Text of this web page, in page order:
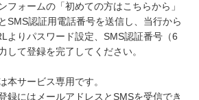
フォームの「初めての方はこちらから」
SMS認証用電話番号を送信し、当行から
よりパスワード設定、SMS認証番号（6
して登録を完了してください。
サービス専用です。
録にはメールアドレスとSMSを受信でき